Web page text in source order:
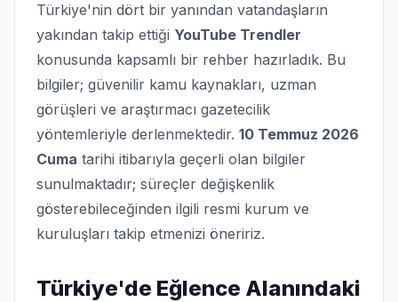
Türkiye'nin dört bir yanından vatandaşların
yakından takip ettiği YouTube Trendler
konusunda kapsamlı bir rehber hazırladık. Bu
bilgiler; güvenilir kamu kaynakları, uzman
görüşleri ve araştırmacı gazetecilik
yöntemleriyle derlenmektedir. 10 Temmuz 2026
Cuma tarihi itibarıyla geçerli olan bilgiler
sunulmaktadır; süreçler değişkenlik
gösterebileceğinden ilgili resmi kurum ve
kuruluşları takip etmenizi öneririz.
Türkiye'de Eğlence Alanındaki